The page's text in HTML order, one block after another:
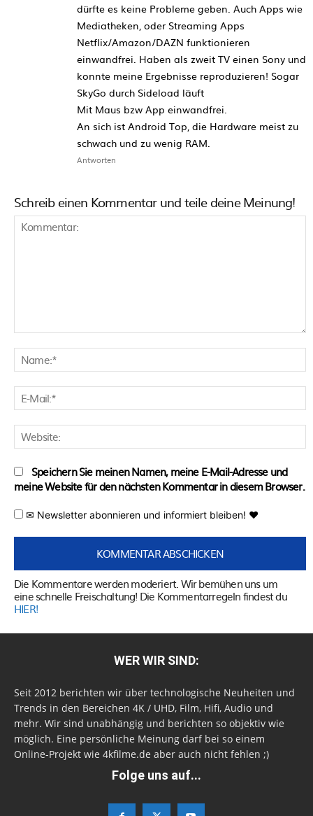
dürfte es keine Probleme geben. Auch Apps wie
Mediatheken, oder Streaming Apps
Netflix/Amazon/DAZN funktionieren
einwandfrei. Haben als zweit TV einen Sony und
konnte meine Ergebnisse reproduzieren! Sogar
SkyGo durch Sideload läuft
Mit Maus bzw App einwandfrei.
An sich ist Android Top, die Hardware meist zu
schwach und zu wenig RAM.
Antworten
Schreib einen Kommentar und teile deine Meinung!
Speichern Sie meinen Namen, meine E-Mail-Adresse und
meine Website für den nächsten Kommentar in diesem Browser.
✉ Newsletter abonnieren und informiert bleiben! ♥
Die Kommentare werden moderiert. Wir bemühen uns um
eine schnelle Freischaltung! Die Kommentarregeln findest du
HIER!
WER WIR SIND:
Seit 2012 berichten wir über technologische Neuheiten und
Trends in den Bereichen 4K / UHD, Film, Hifi, Audio und
mehr. Wir sind unabhängig und berichten so objektiv wie
möglich. Eine persönliche Meinung darf bei so einem
Online-Projekt wie 4kfilme.de aber auch nicht fehlen ;)
Folge uns auf...